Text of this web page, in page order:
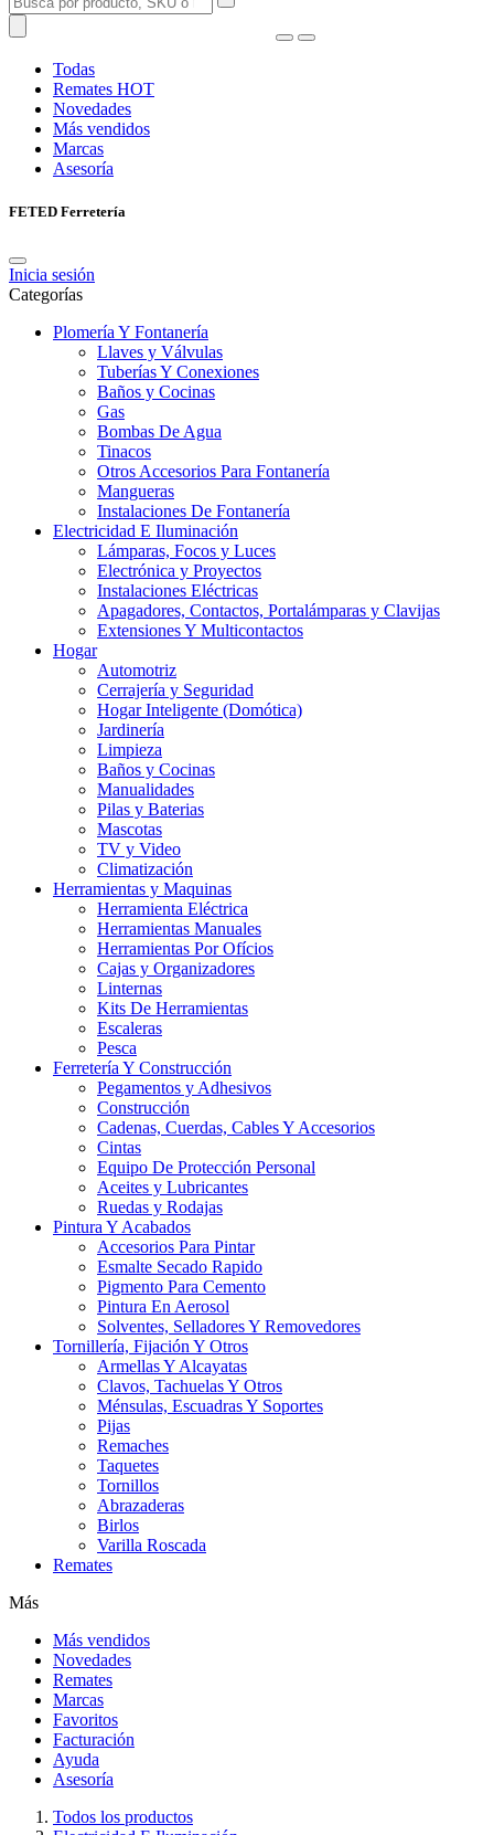
Todas
Remates HOT
Novedades
Más vendidos
Marcas
Asesoría
FETED Ferretería
Inicia sesión
Categorías
Plomería Y Fontanería
Llaves y Válvulas
Tuberías Y Conexiones
Baños y Cocinas
Gas
Bombas De Agua
Tinacos
Otros Accesorios Para Fontanería
Mangueras
Instalaciones De Fontanería
Electricidad E Iluminación
Lámparas, Focos y Luces
Electrónica y Proyectos
Instalaciones Eléctricas
Apagadores, Contactos, Portalámparas y Clavijas
Extensiones Y Multicontactos
Hogar
Automotriz
Cerrajería y Seguridad
Hogar Inteligente (Domótica)
Jardinería
Limpieza
Baños y Cocinas
Manualidades
Pilas y Baterias
Mascotas
TV y Video
Climatización
Herramientas y Maquinas
Herramienta Eléctrica
Herramientas Manuales
Herramientas Por Ofícios
Cajas y Organizadores
Linternas
Kits De Herramientas
Escaleras
Pesca
Ferretería Y Construcción
Pegamentos y Adhesivos
Construcción
Cadenas, Cuerdas, Cables Y Accesorios
Cintas
Equipo De Protección Personal
Aceites y Lubricantes
Ruedas y Rodajas
Pintura Y Acabados
Accesorios Para Pintar
Esmalte Secado Rapido
Pigmento Para Cemento
Pintura En Aerosol
Solventes, Selladores Y Removedores
Tornillería, Fijación Y Otros
Armellas Y Alcayatas
Clavos, Tachuelas Y Otros
Ménsulas, Escuadras Y Soportes
Pijas
Remaches
Taquetes
Tornillos
Abrazaderas
Birlos
Varilla Roscada
Remates
Más
Más vendidos
Novedades
Remates
Marcas
Favoritos
Facturación
Ayuda
Asesoría
Todos los productos